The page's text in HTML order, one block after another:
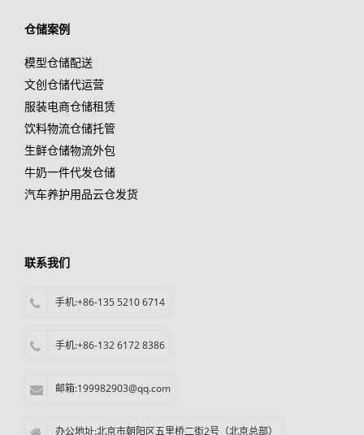
仓储案例
模型仓储配送
文创仓储代运营
服装电商仓储租赁
饮料物流仓储托管
生鲜仓储物流外包
牛奶一件代发仓储
汽车养护用品云仓发货
联系我们
手机:+86-135 5210 6714
手机:+86-132 6172 8386
邮箱:199982903@qq.com
办公地址:北京市朝阳区五里桥二街2号（北京总部）